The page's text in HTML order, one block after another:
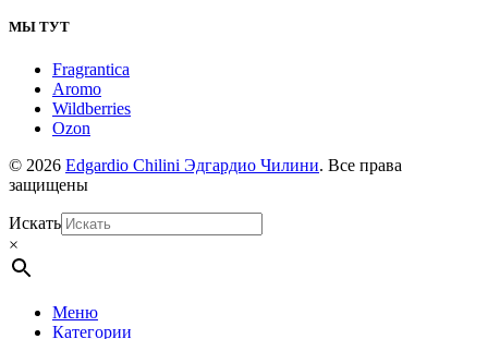
МЫ ТУТ
Fragrantica
Aromo
Wildberries
Ozon
© 2026 Edgardio Chilini Эдгардио Чилини. Все права
защищены
Искать
×
Меню
Категории